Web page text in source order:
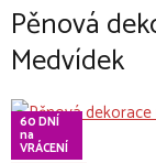
Pěnová
Medvídek
60 DNÍ
na
VRÁCENÍ